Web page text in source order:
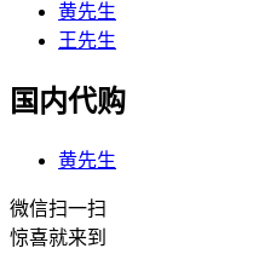
黄先生
王先生
国内代购
黄先生
微信扫一扫
惊喜就来到